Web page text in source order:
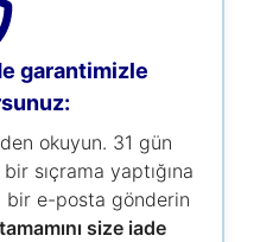
garantimizle
okuyun. 31 gün
sıçrama yaptığına
bir e-posta gönderin
size iade